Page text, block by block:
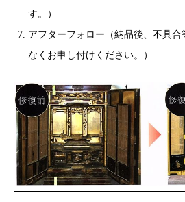
す。）
アフターフォロー（納品後、不具
なくお申し付けください。）